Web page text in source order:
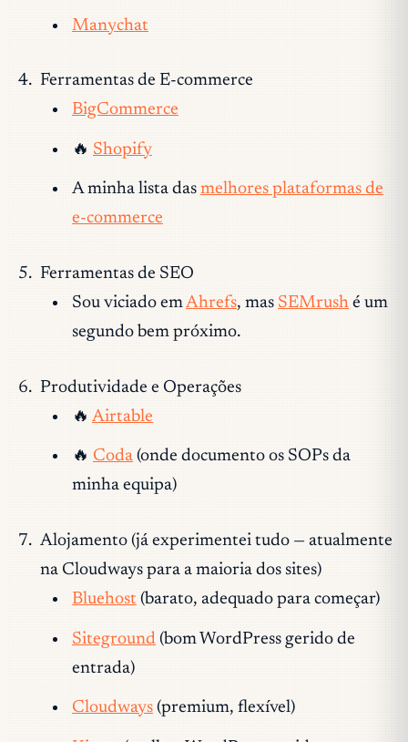
Manychat
Ferramentas de E-commerce
BigCommerce
🔥 Shopify
A minha lista dasmelhores plataformas de
e-commerce
Ferramentas de SEO
Sou viciado emAhrefs, mas SEMrush é um
segundo bem próximo.
Produtividade e Operações
🔥Airtable
🔥 Coda (onde documento os SOPs da
minha equipa)
Alojamento (já experimentei tudo — atualmente
na Cloudways para a maioria dos sites)
Bluehost (barato, adequado para começar)
Siteground (bom WordPress gerido de
entrada)
Cloudways (premium, flexível)